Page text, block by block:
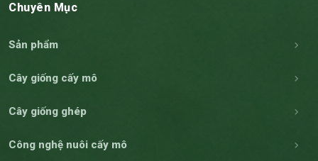
Chuyên Mục
Sản phẩm
Cây giống cấy mô
Cây giống ghép
Công nghệ nuôi cấy mô